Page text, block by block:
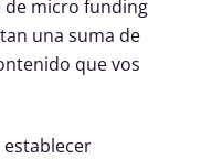
micro funding
una suma de
que vos